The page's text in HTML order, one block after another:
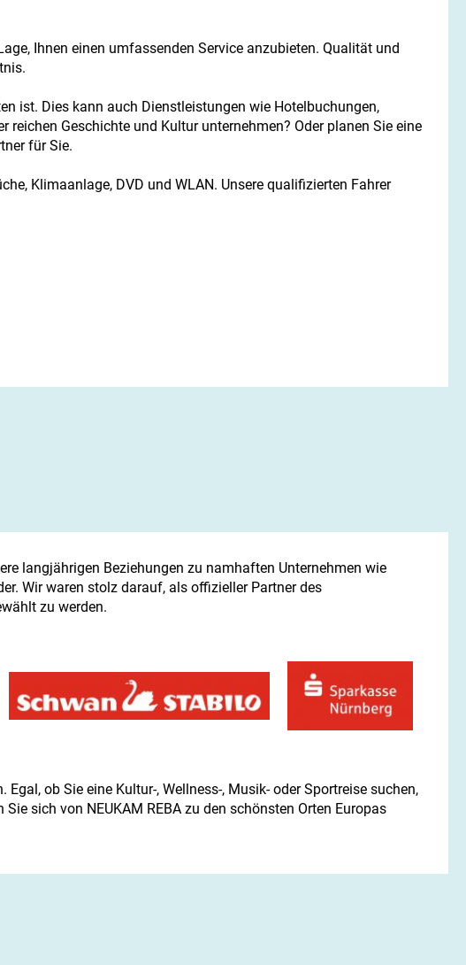
Ihnen einen umfassenden Service anzubieten. Qualität und
ist. Dies kann auch Dienstleistungen wie Hotelbuchungen,
Geschichte und Kultur unternehmen? Oder planen Sie eine
für Sie.
Klimaanlage, DVD und WLAN. Unsere qualifizierten Fahrer
langjährigen Beziehungen zu namhaften Unternehmen wie
Wir waren stolz darauf, als offizieller Partner des
zu werden.
ob Sie eine Kultur-, Wellness-, Musik- oder Sportreise suchen,
Sie sich von NEUKAM REBA zu den schönsten Orten Europas